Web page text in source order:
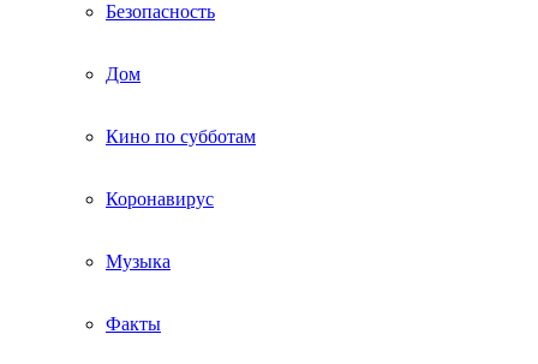
Безопасность
Дом
Кино по субботам
Коронавирус
Музыка
Факты